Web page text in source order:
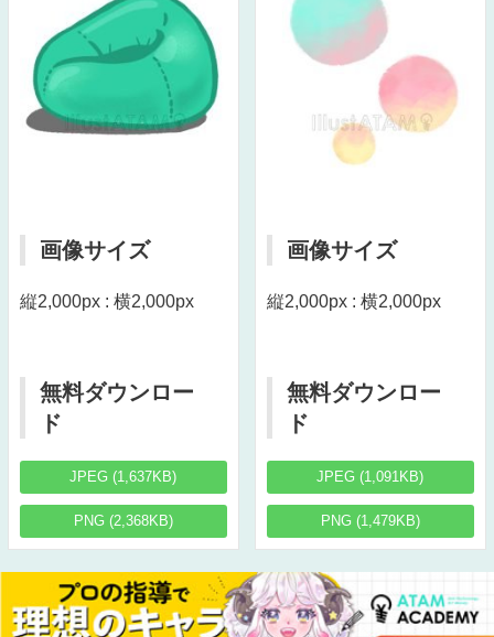
画像サイズ
縦2,000px : 横2,000px
無料ダウンロー
ド
JPEG (1,637KB)
PNG (2,368KB)
画像サイズ
縦2,000px : 横2,000px
無料ダウンロー
ド
JPEG (1,091KB)
PNG (1,479KB)